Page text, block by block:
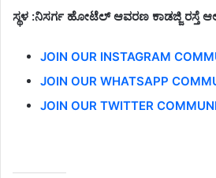
ಸ್ಥಳ :ನಿಸರ್ಗ ಹೋಟೆಲ್ ಆವರಣ ಕಾಡಜ್ಜಿ ರಸ್ತೆ
JOIN OUR INSTAGRAM
JOIN OUR WHATSAPP
JOIN OUR TWITTER